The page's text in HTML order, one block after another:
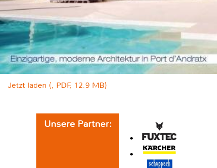
Jetzt laden (, PDF, 12.9 MB)
Unsere Partner: